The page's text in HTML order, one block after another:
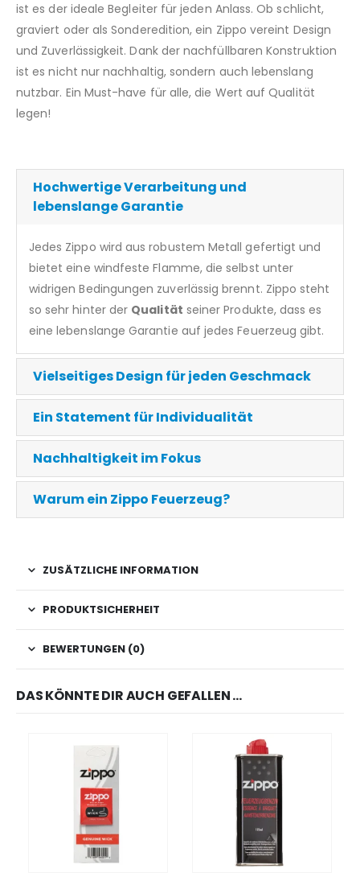
ist es der ideale Begleiter für jeden Anlass. Ob schlicht,
graviert oder als Sonderedition, ein Zippo vereint Design
und Zuverlässigkeit. Dank der nachfüllbaren Konstruktion
ist es nicht nur nachhaltig, sondern auch lebenslang
nutzbar. Ein Must-have für alle, die Wert auf Qualität
legen!
Hochwertige Verarbeitung und
lebenslange Garantie
Jedes Zippo wird aus robustem Metall gefertigt und
bietet eine windfeste Flamme, die selbst unter
widrigen Bedingungen zuverlässig brennt. Zippo steht
so sehr hinter der Qualität seiner Produkte, dass es
eine lebenslange Garantie auf jedes Feuerzeug gibt.
Vielseitiges Design für jeden Geschmack
Ein Statement für Individualität
Nachhaltigkeit im Fokus
Warum ein Zippo Feuerzeug?
ZUSÄTZLICHE INFORMATION
PRODUKTSICHERHEIT
BEWERTUNGEN (0)
DAS KÖNNTE DIR AUCH GEFALLEN …